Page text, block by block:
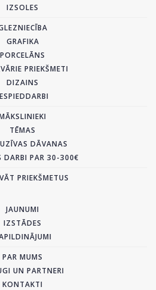
IZSOLES
GRAFIKA
PORCELĀNS
PRIEKŠMETI
DIZAINS
TĒMAS
DĀVANAS
DARBI PAR 30-300€
PRIEKŠMETUS
JAUNUMI
IZSTĀDES
PAR MUMS
UN PARTNERI
KONTAKTI